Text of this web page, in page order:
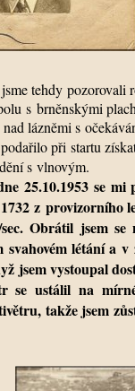
tehdy pozorovali
s brněnskými
lázněmi s
při startu
s vlnovým.
se mi
z provizorního
Obrátil jsem se
létání a v
jsem vystoupal
se ustálil na
takže jsem